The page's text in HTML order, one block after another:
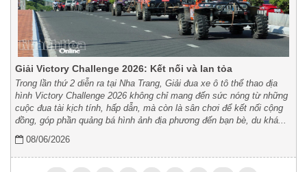
Giải Victory Challenge 2026: Kết nối và lan tỏa
Trong lần thứ 2 diễn ra tại Nha Trang, Giải đua xe ô tô thể thao địa
hình Victory Challenge 2026 không chỉ mang đến sức nóng từ những
cuộc đua tài kịch tính, hấp dẫn, mà còn là sân chơi để kết nối cộng
đồng, góp phần quảng bá hình ảnh địa phương đến bạn bè, du khá...
08/06/2026